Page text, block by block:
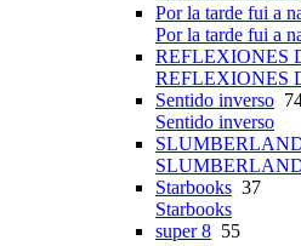
Por la tarde fui a
Por la tarde fui a
REFLEXIONES
REFLEXIONES
Sentido inverso
Sentido inverso
Starbooks 37
Starbooks
super 8 55